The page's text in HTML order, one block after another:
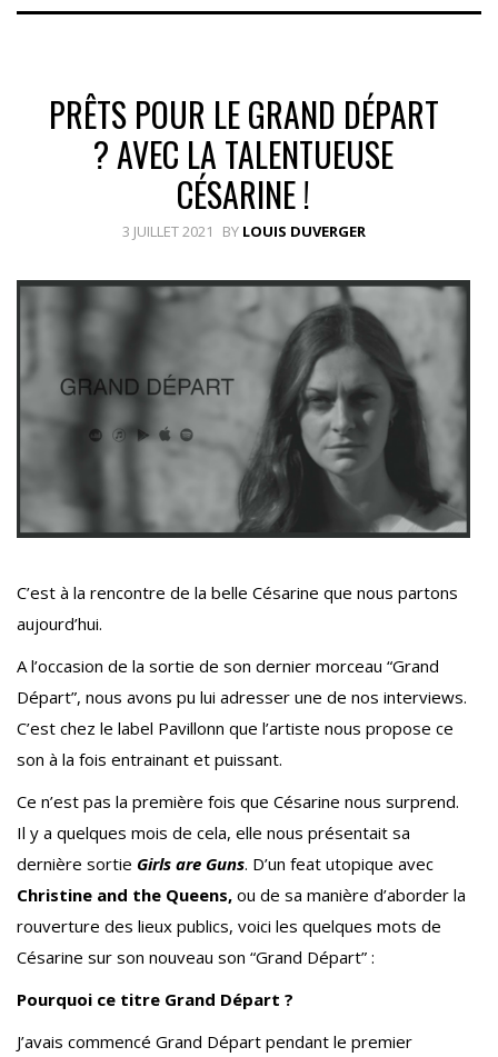
PRÊTS POUR LE GRAND DÉPART
? AVEC LA TALENTUEUSE
CÉSARINE !
3 JUILLET 2021 BY LOUIS DUVERGER
C’est à la rencontre de la belle Césarine que nous partons
aujourd’hui.
A l’occasion de la sortie de son dernier morceau “Grand
Départ”, nous avons pu lui adresser une de nos interviews.
C’est chez le label Pavillonn que l’artiste nous propose ce
son à la fois entrainant et puissant.
Ce n’est pas la première fois que Césarine nous surprend.
Il y a quelques mois de cela, elle nous présentait sa
dernière sortie Girls are Guns. D’un feat utopique avec
Christine and the Queens, ou de sa manière d’aborder la
rouverture des lieux publics, voici les quelques mots de
Césarine sur son nouveau son “Grand Départ” :
Pourquoi ce titre Grand Départ ?
J’avais commencé Grand Départ pendant le premier